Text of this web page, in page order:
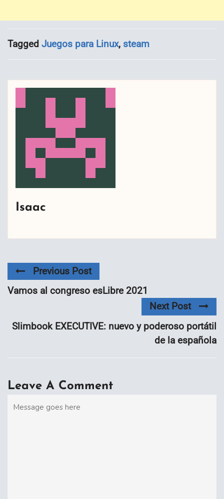
Tagged Juegos para Linux, steam
Isaac
Previous Post
Vamos al congreso esLibre 2021
Next Post
Slimbook EXECUTIVE: nuevo y poderoso portátil
de la española
Leave A Comment